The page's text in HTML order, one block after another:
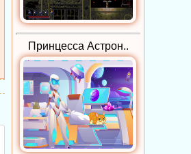
Принцесса Астрон..